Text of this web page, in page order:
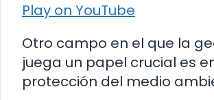
Play on YouTube
Otro campo en el que la
juega un papel crucial es
protección del medio